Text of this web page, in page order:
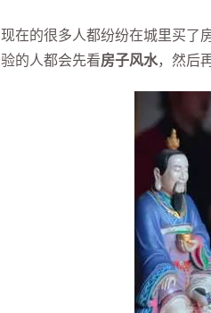
现在的很多人都纷纷在城里买了
验的人都会先看房子风水，然后